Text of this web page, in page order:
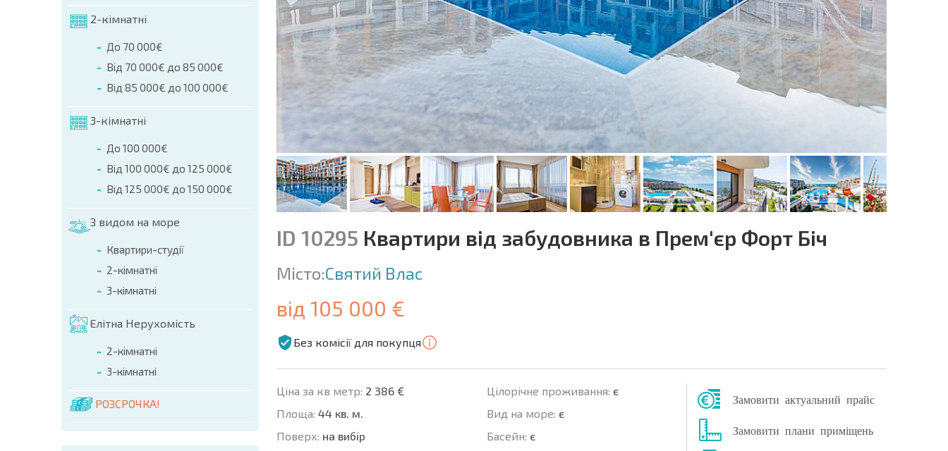
2-кімнатні
До 70 000€
Від 70 000€ до 85 000€
Від 85 000€ до 100 000€
3-кімнатні
До 100 000€
Від 100 000€ до 125 000€
Від 125 000€ до 150 000€
З видом на море
Квартири-студії
2-кімнатні
3-кімнатні
Елітна Нерухомість
2-кімнатні
3-кімнатні
РОЗСРОЧКА!
ID 10295 Квартири від забудовника в Прем'єр Форт Біч
Місто:Святий Влас
від 105 000 €
Без комісії для покупця
Ціна за кв метр: 2 386 €
Площа: 44 кв. м.
Поверх: на вибір
Цілорічне проживання: є
Вид на море: є
Баcейн: є
Замовити актуальний прайс
Замовити плани приміщень